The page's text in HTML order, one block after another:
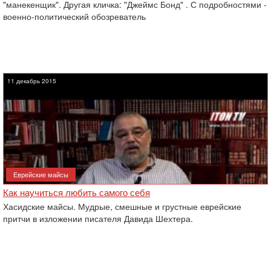
"манекенщик". Другая кличка: "Джеймс Бонд" . С подробностями -
военно-политический обозреватель
11 декабрь 2015
Еврейские майсы
Как научиться любить самого себя
Хасидские майсы. Мудрые, смешные и грустные еврейские
притчи в изложении писателя Давида Шехтера.